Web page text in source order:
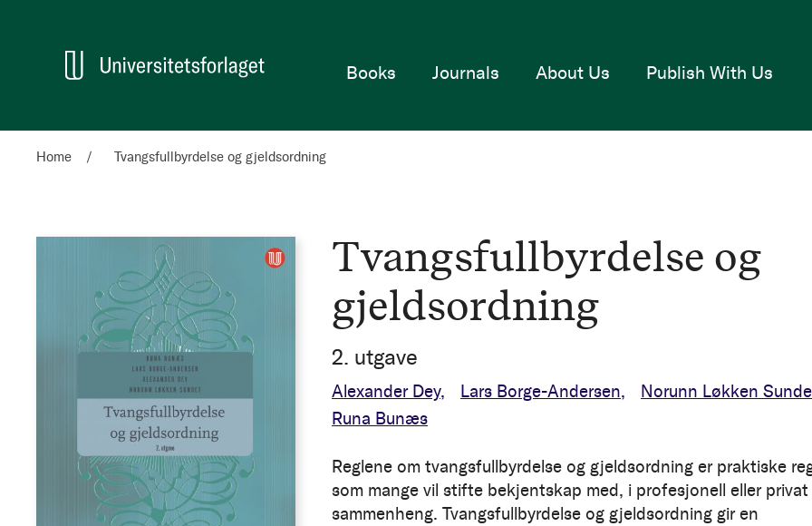
Home
Books Journals About Us Publish With Us
Home Tvangsfullbyrdelse og gjeldsordning
Tvangsfullbyrdelse og
gjeldsordning
2. utgave
Alexander Dey Lars Borge-Andersen
Norunn Løkken
Runa Bunæs
Reglene om tvangsfullbyrdelse og gjeldsordning er praktiske
som mange vil stifte bekjentskap med, i profesjonell eller privat
sammenheng. Tvangsfullbyrdelse og gjeldsordning gir en